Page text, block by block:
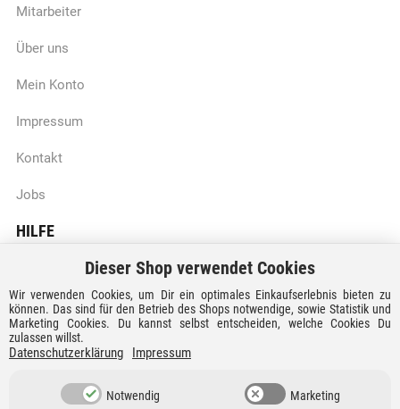
Mitarbeiter
Über uns
Mein Konto
Impressum
Kontakt
Jobs
HILFE
Batteriegesetzhinweise
Vertrag widerrufen
Versandkosten und Lieferzeiten
Zahlungsarten
Dieser Shop verwendet Cookies
Wir verwenden Cookies, um Dir ein optimales Einkaufserlebnis bieten zu
können. Das sind für den Betrieb des Shops notwendige, sowie Statistik und
Marketing Cookies. Du kannst selbst entscheiden, welche Cookies Du
zulassen willst.
Datenschutzerklärung Impressum
Notwendig Marketing